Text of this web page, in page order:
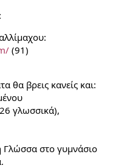
(91)
θα βρεις κανείς και:
γλωσσικά),
Γλώσσα στο γυμνάσιο